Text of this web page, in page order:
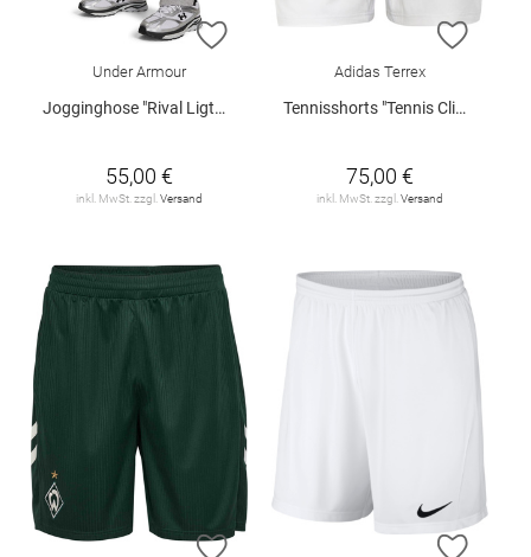
ZUR WUNSCHLISTE HINZUFÜGEN
Under Armour
Jogginghose "Rival Ligtweight"
55,00 €
inkl. MwSt. zzgl. Versand
ZUR
Adidas Terrex
Tennisshorts "Tennis Climacool"
75,00 €
inkl. MwSt. zzgl. Versand
ZUR WUNSCHLISTE HINZUFÜGEN
ZUR